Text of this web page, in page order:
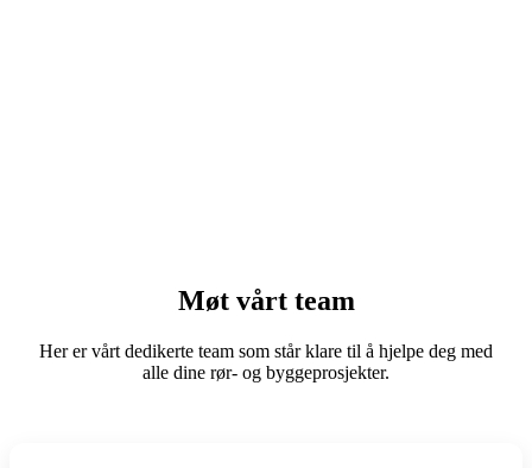
Møt vårt team
Her er vårt dedikerte team som står klare til å hjelpe deg med
alle dine rør- og byggeprosjekter.